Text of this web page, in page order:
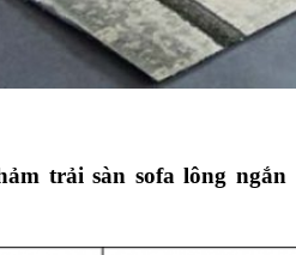
trải sàn sofa lông ngắn